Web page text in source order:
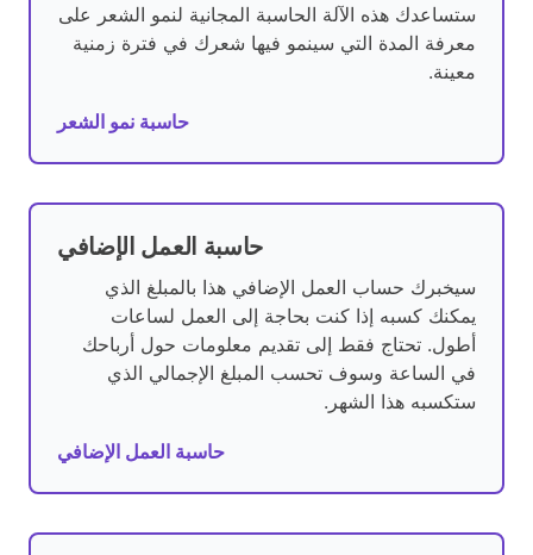
ستساعدك هذه الآلة الحاسبة المجانية لنمو الشعر على
معرفة المدة التي سينمو فيها شعرك في فترة زمنية
معينة.
حاسبة نمو الشعر
حاسبة العمل الإضافي
سيخبرك حساب العمل الإضافي هذا بالمبلغ الذي
يمكنك كسبه إذا كنت بحاجة إلى العمل لساعات
أطول. تحتاج فقط إلى تقديم معلومات حول أرباحك
في الساعة وسوف تحسب المبلغ الإجمالي الذي
ستكسبه هذا الشهر.
حاسبة العمل الإضافي